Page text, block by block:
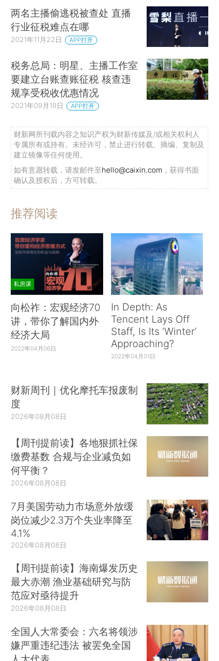
两名主播偷逃税被查处 直播
行业征税难点在哪
2021年11月22日 APP打开
税务总局：明星、主播工作室
要建立台账查账征税 核查违
规享受税收优惠情况
2021年09月19日 APP打开
财新网所刊载内容之知识产权为财新传媒及/或相关权利人
专属所有或持有。未经许可，禁止进行转载、摘编、复制及
建立镜像等任何使用。
如有意愿转载，请发邮件至hello@caixin.com ，获得书面
确认及授权后，方可转载。
推荐阅读
私房课
向松祚：宏观经济70
讲，带你了解国内外
经济大局
2022年04月06日
In Depth: As
Tencent Lays Off
Staff, Is Its ‘Winter’
Approaching?
2022年04月01日
财新周刊｜优化摩托车报废制
度
2026年08月08日
【周刊提前读】各地狠抓社保
缴费基数 合规与企业减负如
何平衡？
2026年08月08日
7月美国劳动力市场意外放缓
岗位减少2.3万个失业率降至
4.1%
2026年08月08日
【周刊提前读】海南爆发历史
最大赤潮 渔业基础研究与防
范应对亟待提升
2026年08月08日
全国人大常委会：六名将领涉
嫌严重违纪违法 被罢免全国